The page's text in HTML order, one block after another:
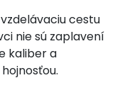
cestu
nie sú zaplavení
kaliber a